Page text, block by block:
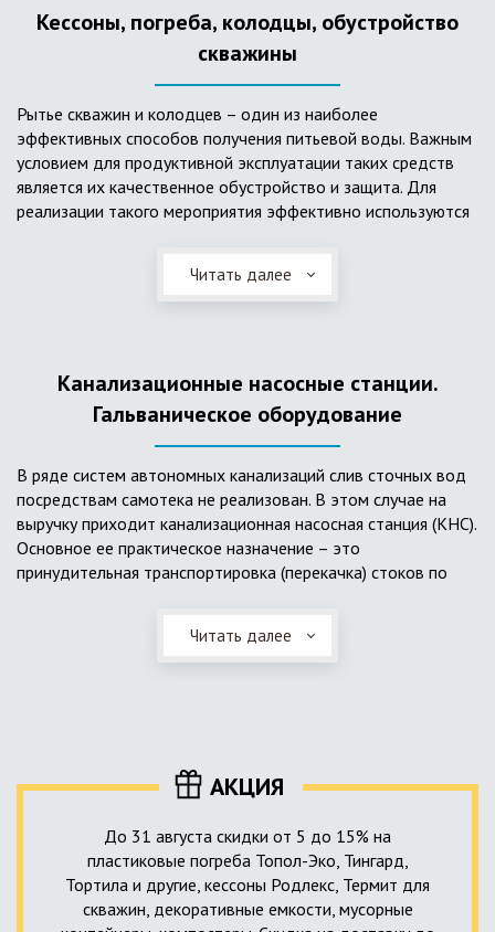
достоинства обуславливают большую популярность
септика из железобетонных колец.
Кессоны, погреба, колодцы, обустройство
скважины
Рытье скважин и колодцев – один из наиболее
эффективных способов получения питьевой воды. Важным
условием для продуктивной эксплуатации таких средств
является их качественное обустройство и защита. Для
реализации такого мероприятия эффективно используются
Главное и неоспоримое преимущество кессонов – это
возможность эксплуатации в условиях пониженных
подвержены промерзанию. Оптимальный вариант
установки железобетонных кессонов – это заниженный
уровень грунтовых вод (УГВ) на участке, а кессон,
выполненный из пластика, может служить на территории с
высоким УГВ.
Очищенная вода без перебоев – незабвенная мечта
каждого владельца загородного дома. Чтобы выполнить
установку кессонов, погребов и колодцев, вам непременно
следует воспользоваться услугами специалистов нашей
компании. Мы максимально оперативно и качественно
проведем весь комплекс изыскательских мероприятий,
выполним необходимые расчеты и проектирование,
Читать далее
Канализационные насосные станции.
Гальваническое оборудование
В ряде систем автономных канализаций слив сточных вод
посредствам самотека не реализован. В этом случае на
выручку приходит канализационная насосная станция (КНС).
Основное ее практическое назначение – это
принудительная транспортировка (перекачка) стоков по
Такая станция может позиционироваться как в подвальном
помещении дома, так и функционировать в условиях
от исполнения.
Читать далее
АКЦИЯ
До 31 августа скидки от 5 до 15% на
пластиковые погреба Топол-Эко, Тингард,
Тортила и другие, кессоны Родлекс, Термит для
скважин, декоративные емкости, мусорные